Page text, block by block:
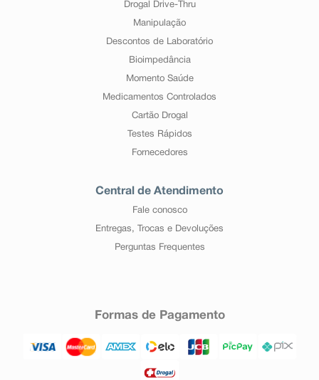
Drogal Drive-Thru
Manipulação
Descontos de Laboratório
Bioimpedância
Momento Saúde
Medicamentos Controlados
Cartão Drogal
Testes Rápidos
Fornecedores
Central de Atendimento
Fale conosco
Entregas, Trocas e Devoluções
Perguntas Frequentes
Formas de Pagamento